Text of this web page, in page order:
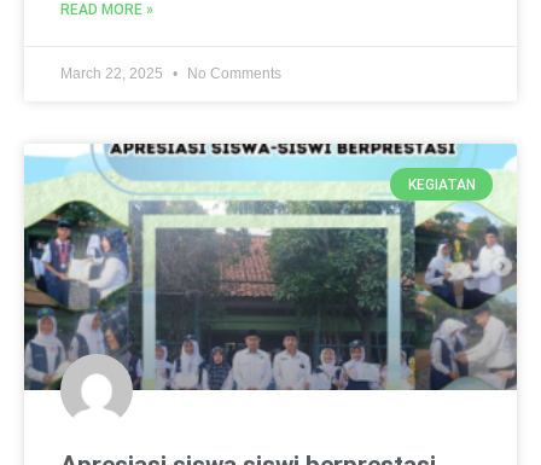
READ MORE »
March 22, 2025 No Comments
KEGIATAN